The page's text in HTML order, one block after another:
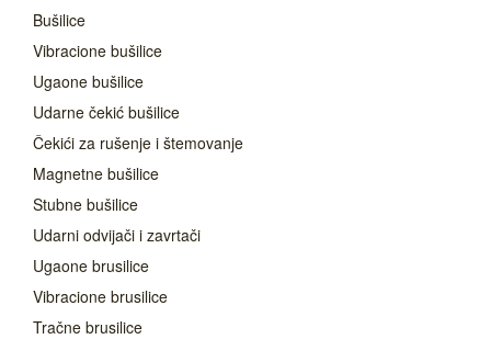
Bušilice
Vibracione bušilice
Ugaone bušilice
Udarne čekić bušilice
Čekići za rušenje i štemovanje
Magnetne bušilice
Stubne bušilice
Udarni odvijači i zavrtači
Ugaone brusilice
Vibracione brusilice
Tračne brusilice